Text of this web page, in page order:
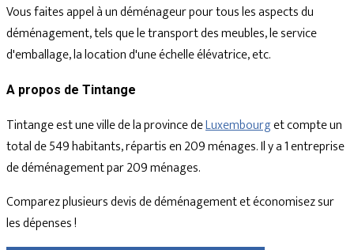
Vous faites appel à un déménageur pour tous les aspects du
déménagement, tels que le transport des meubles, le service
d'emballage, la location d'une échelle élévatrice, etc.
A propos de Tintange
Tintange est une ville de la province deLuxembourget compte un
total de 549 habitants, répartis en 209 ménages. Il y a 1 entreprise
de déménagement par 209 ménages.
Comparez plusieurs devis de déménagement et économisez sur
les dépenses !